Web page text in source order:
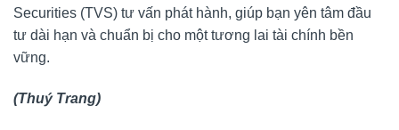
Securities (TVS) tư vấn phát hành, giúp bạn yên tâm đầu
tư dài hạn và chuẩn bị cho một tương lai tài chính bền
vững.
(Thuý Trang)